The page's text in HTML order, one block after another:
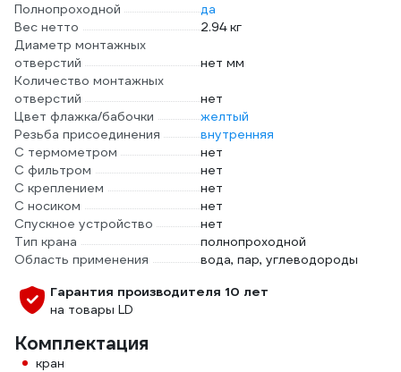
Полнопроходной
да
Вес нетто
2.94 кг
Диаметр монтажных
отверстий
нет мм
Количество монтажных
отверстий
нет
Цвет флажка/бабочки
желтый
Резьба присоединения
внутренняя
С термометром
нет
С фильтром
нет
С креплением
нет
С носиком
нет
Спускное устройство
нет
Тип крана
полнопроходной
Область применения
вода, пар, углеводороды
Гарантия производителя 10 лет
на товары LD
Комплектация
кран